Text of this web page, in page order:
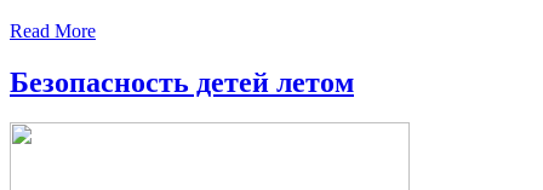
Read More
Безопасность детей летом